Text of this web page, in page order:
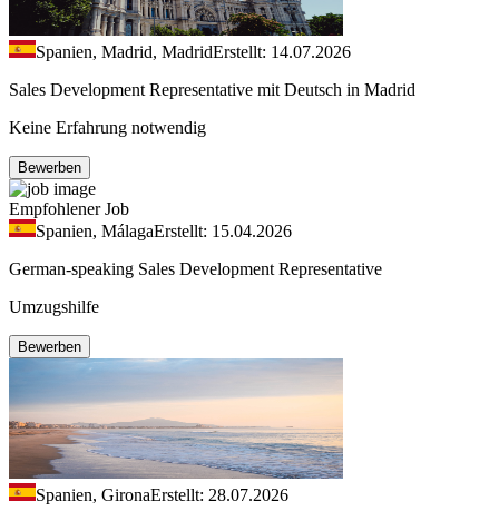
Spanien, Madrid, MadridErstellt: 14.07.2026
Sales Development Representative mit Deutsch in Madrid
Keine Erfahrung notwendig
Bewerben
Empfohlener Job
Spanien, MálagaErstellt: 15.04.2026
German-speaking Sales Development Representative
Umzugshilfe
Bewerben
Spanien, GironaErstellt: 28.07.2026